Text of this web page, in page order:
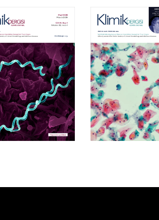
Cilt 39, Sayı 1 Cilt 38,